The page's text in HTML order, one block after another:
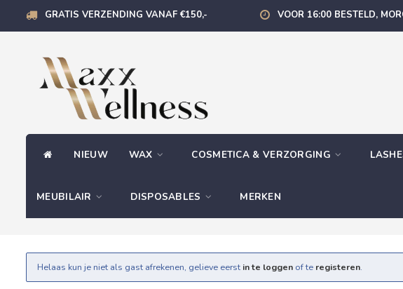
GRATIS VERZENDING VANAF €150,- VOOR 16:00 BESTELD,
NIEUW WAX COSMETICA & VERZORGING
MEUBILAIR DISPOSABLES MERKEN
Helaas kun je niet als gast afrekenen, gelieve eerst in te loggen of te registeren.